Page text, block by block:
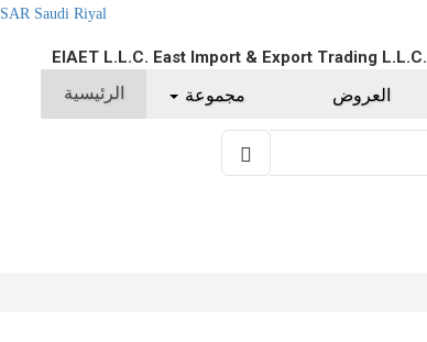
SAR Saudi Riyal
EIAET L.L.C. East Import & Export Trading L.L.C.
الرئيسية مجموعة العروض